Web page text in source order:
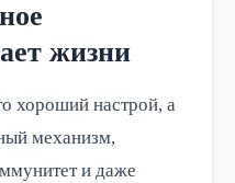
жизни
хороший настрой, а
механизм,
и даже